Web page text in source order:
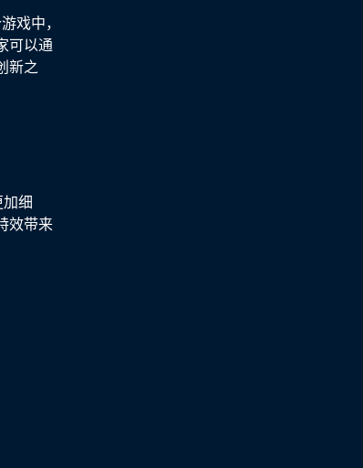
戏中，
可以通
新之
细
效带来